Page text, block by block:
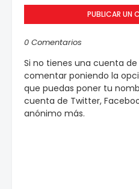
PUBLICAR UN
0 Comentarios
Si no tienes una cuenta
comentar poniendo la
que puedas poner tu
cuenta de Twitter,
anónimo más.